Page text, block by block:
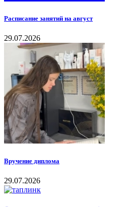
Расписание занятий на август
29.07.2026
Вручение диплома
29.07.2026